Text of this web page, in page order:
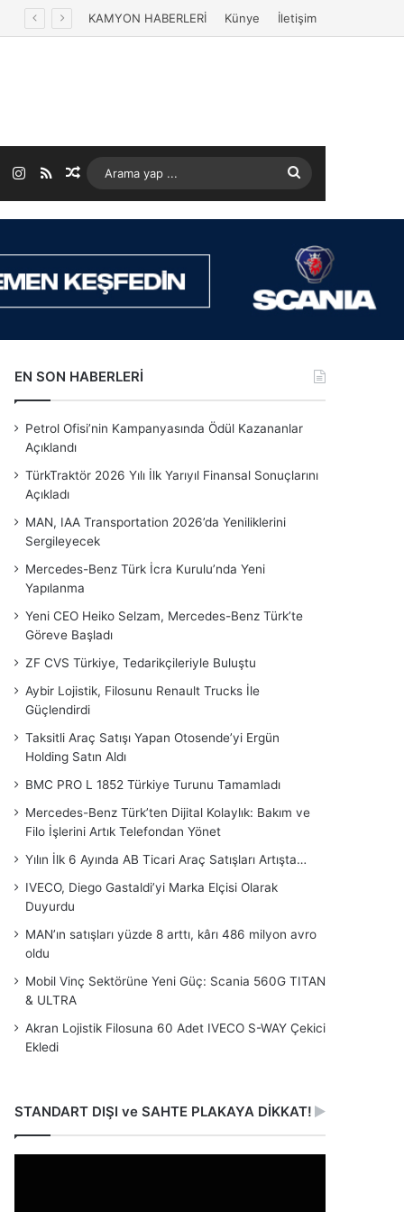
KAMYON HABERLERİ Künye İletişim
Instagram
RSSRastgele Makale
Arama
yap
EN SON HABERLERİ
Petrol Ofisi’nin Kampanyasında Ödül Kazananlar
Açıklandı
TürkTraktör 2026 Yılı İlk Yarıyıl Finansal Sonuçlarını
Açıkladı
MAN, IAA Transportation 2026’da Yeniliklerini
Sergileyecek
Mercedes-Benz Türk İcra Kurulu’nda Yeni
Yapılanma
Yeni CEO Heiko Selzam, Mercedes-Benz Türk’te
Göreve Başladı
ZF CVS Türkiye, Tedarikçileriyle Buluştu
Aybir Lojistik, Filosunu Renault Trucks İle
Güçlendirdi
Taksitli Araç Satışı Yapan Otosende’yi Ergün
Holding Satın Aldı
BMC PRO L 1852 Türkiye Turunu Tamamladı
Mercedes-Benz Türk’ten Dijital Kolaylık: Bakım ve
Filo İşlerini Artık Telefondan Yönet
Yılın İlk 6 Ayında AB Ticari Araç Satışları Artışta…
IVECO, Diego Gastaldi’yi Marka Elçisi Olarak
Duyurdu
MAN’ın satışları yüzde 8 arttı, kârı 486 milyon avro
oldu
Mobil Vinç Sektörüne Yeni Güç: Scania 560G TITAN
& ULTRA
Akran Lojistik Filosuna 60 Adet IVECO S-WAY Çekici
Ekledi
STANDART DIŞI ve SAHTE PLAKAYA DİKKAT!